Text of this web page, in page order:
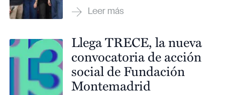
Llega TRECE, la nueva
convocatoria de acción
social de Fundación
Montemadrid